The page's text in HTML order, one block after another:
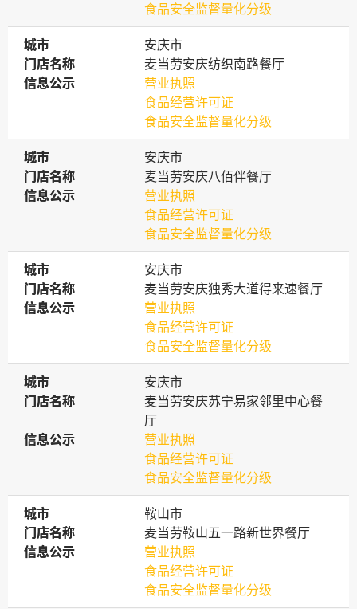
食品安全监督量化分级
城市
城市
安庆市
门店名称
门店名称
麦当劳安庆纺织南路餐厅
信息公示
信息公示
营业执照
食品经营许可证
食品安全监督量化分级
城市
城市
安庆市
门店名称
门店名称
麦当劳安庆八佰伴餐厅
信息公示
信息公示
营业执照
食品经营许可证
食品安全监督量化分级
城市
城市
安庆市
门店名称
门店名称
麦当劳安庆独秀大道得来速餐厅
信息公示
信息公示
营业执照
食品经营许可证
食品安全监督量化分级
城市
城市
安庆市
门店名称
门店名称
麦当劳安庆苏宁易家邻里中心餐
厅
信息公示
信息公示
营业执照
食品经营许可证
食品安全监督量化分级
城市
城市
鞍山市
门店名称
门店名称
麦当劳鞍山五一路新世界餐厅
信息公示
信息公示
营业执照
食品经营许可证
食品安全监督量化分级